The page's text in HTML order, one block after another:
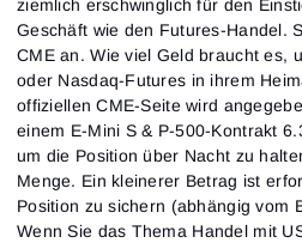
ziemlich erschwinglich für den
Geschäft wie den Futures-Handel.
CME an. Wie viel Geld braucht es,
oder Nasdaq-Futures in ihrem
offiziellen CME-Seite wird
einem E-Mini S & P-500-Kontrakt
um die Position über Nacht zu
Menge. Ein kleinerer Betrag ist
Position zu sichern (abhängig vom
Wenn Sie das Thema Handel mit
Anmelden
Noch kein Konto?
Passwort
Hast du schon ein